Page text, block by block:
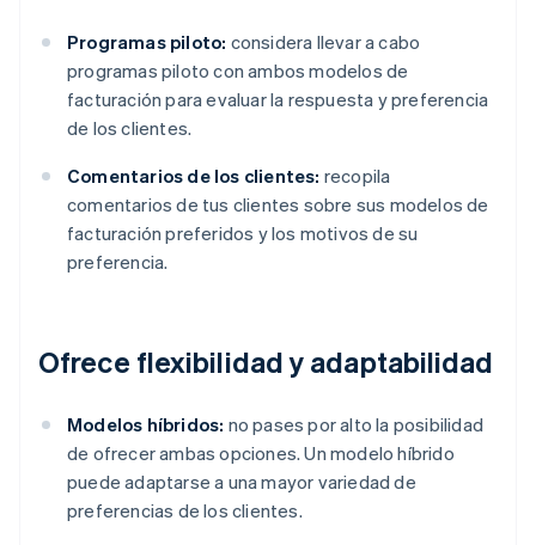
Programas piloto: considera llevar a cabo
programas piloto con ambos modelos de
facturación para evaluar la respuesta y preferencia
de los clientes.
Comentarios de los clientes: recopila
comentarios de tus clientes sobre sus modelos de
facturación preferidos y los motivos de su
preferencia.
Ofrece flexibilidad y adaptabilidad
Modelos híbridos: no pases por alto la posibilidad
de ofrecer ambas opciones. Un modelo híbrido
puede adaptarse a una mayor variedad de
preferencias de los clientes.